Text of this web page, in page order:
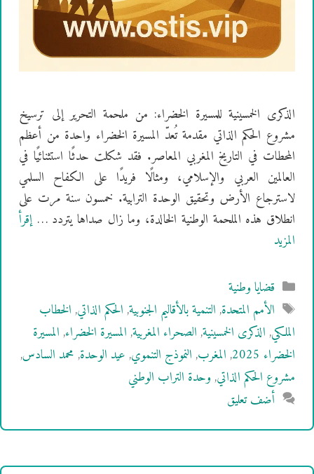
الذكرى الخمسينية للمسيرة الخضراء: من ملحمة التحرير إلى ترسيخ
مشروع الحكم الذاتي مقدمة تُعدّ المسيرة الخضراء واحدة من أعظم
المحطات في التاريخ المغربي المعاصر. فقد شكلت حدثًا استثنائيًا في
العالمين العربي والإسلامي، ومثالًا فريدًا على الكفاح السلمي
لاسترجاع الأرض وتحقيق الوحدة الترابية. خمسون سنة مرت على
انطلاق هذه الملحمة الوطنية الخالدة، وما زال صداها يتردد …إقرأ
المزيد
التصنيفات
قضايا وطنية
الوسوم
الأمم المتحدة,التنمية بالأقاليم الجنوبية,الحكم الذاتي,الخطاب
الملكي,الذكرى الخمسينية,الصحراء المغربية,المسيرة الخضراء,المسيرة
الخضراء 2025
,المغرب,النموذج التنموي,عيد الوحدة,محمد السادس,
مشروع الحكم الذاتي,وحدة التراب الوطني
أضف تعليق